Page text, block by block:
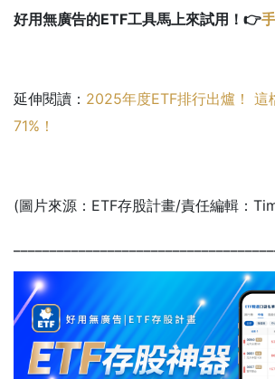
好用無廣告的ETF工具馬上來試用！👉
延伸閱讀： 2025年度ETF排行出爐！ 這
71%！
(圖片來源：ETF存股計畫/責任編輯：